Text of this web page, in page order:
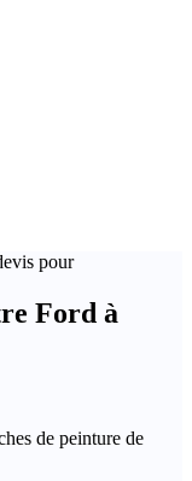
pour
Ford à
de peinture de